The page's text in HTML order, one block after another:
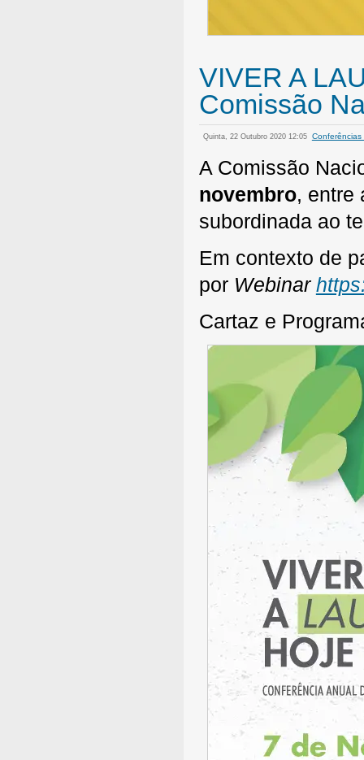
VIVER A
Comissão
Quinta, 22 Outubro 2020 12:05
A Comissão
novembro, entre
subordinada ao
Em contexto de
por Webinar
Cartaz e